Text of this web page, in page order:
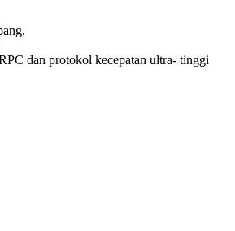
dan protokol kecepatan ultra- tinggi